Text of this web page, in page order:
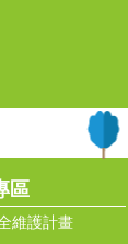
區
維護計畫